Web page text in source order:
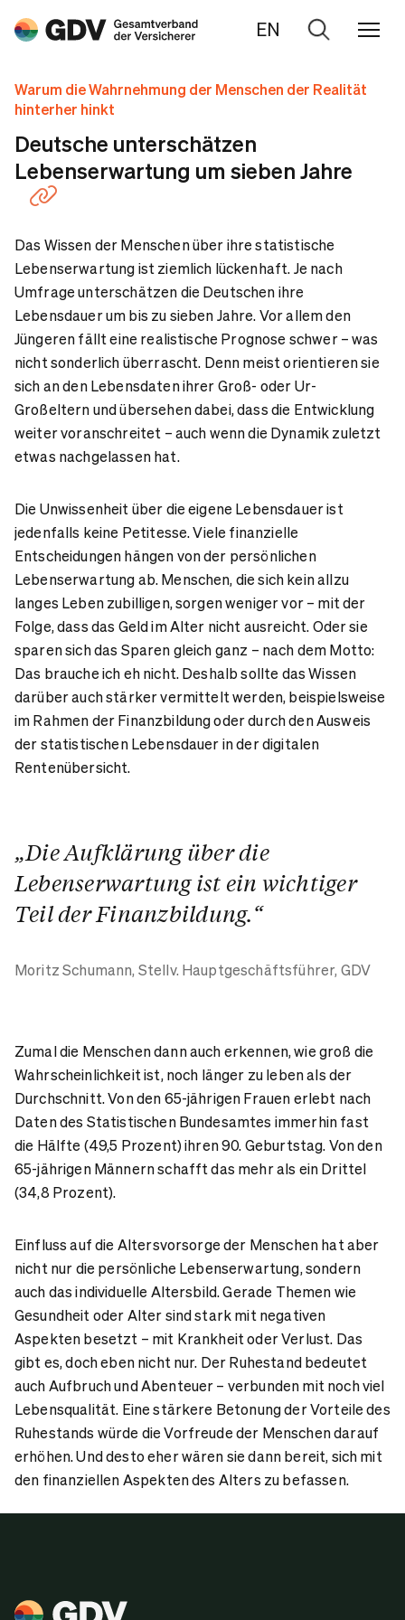
EN
Zur
Warum die Wahrnehmung der Menschen der Realität
hinterher hinkt
Deutsche unterschätzen
Lebenserwartung um sieben Jahre
Das Wissen der Menschen über ihre statistische
Lebenserwartung ist ziemlich lückenhaft. Je nach
Umfrage unterschätzen die Deutschen ihre
Lebensdauer um bis zu sieben Jahre. Vor allem den
Jüngeren fällt eine realistische Prognose schwer – was
nicht sonderlich überrascht. Denn meist orientieren sie
sich an den Lebensdaten ihrer Groß- oder Ur-
Großeltern und übersehen dabei, dass die Entwicklung
weiter voranschreitet – auch wenn die Dynamik zuletzt
etwas nachgelassen hat.
Die Unwissenheit über die eigene Lebensdauer ist
jedenfalls keine Petitesse. Viele finanzielle
Entscheidungen hängen von der persönlichen
Lebenserwartung ab. Menschen, die sich kein allzu
langes Leben zubilligen, sorgen weniger vor – mit der
Folge, dass das Geld im Alter nicht ausreicht. Oder sie
sparen sich das Sparen gleich ganz – nach dem Motto:
Das brauche ich eh nicht. Deshalb sollte das Wissen
darüber auch stärker vermittelt werden, beispielsweise
im Rahmen der Finanzbildung oderdurch den Ausweis
der statistischen Lebensdauer in der digitalen
Rentenübersicht.
„Die Aufklärung über die
Lebenserwartung ist ein wichtiger
Teil der Finanzbildung.“
Moritz Schumann, Stellv. Hauptgeschäftsführer, GDV
Zumal die Menschen dann auch erkennen, wie groß die
Wahrscheinlichkeit ist, noch länger zu leben als der
Durchschnitt. Von den 65-jährigen Frauen erlebt nach
Daten des Statistischen Bundesamtes immerhin fast
die Hälfte (49,5 Prozent) ihren 90. Geburtstag. Von den
65-jährigen Männern schafft das mehr als ein Drittel
(34,8 Prozent).
Einfluss auf die Altersvorsorge der Menschen hat aber
nicht nur die persönliche Lebenserwartung, sondern
auch das individuelle Altersbild. Gerade Themen wie
Gesundheit oder Alter sind stark mit negativen
Aspekten besetzt – mit Krankheit oder Verlust. Das
gibt es, doch eben nicht nur. Der Ruhestandbedeutet
auch Aufbruch und Abenteuer – verbunden mit noch viel
Lebensqualität. Eine stärkere Betonung der Vorteile des
Ruhestands würde die Vorfreude der Menschen darauf
erhöhen. Und desto eher wären sie dann bereit, sich mit
den finanziellen Aspekten des Alters zu befassen.